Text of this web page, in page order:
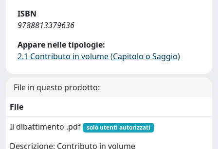
ISBN
9788813379636
Appare nelle tipologie:
2.1 Contributo in volume (Capitolo o Saggio)
File in questo prodotto:
File
Il dibattimento .pdf
solo utenti autorizzati
Descrizione: Contributo in volume